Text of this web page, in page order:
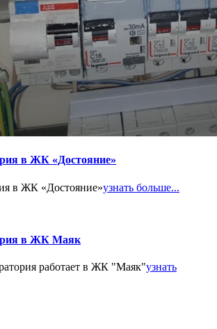
в ЖК «Достояние»
в ЖК «Достояние»узнать больше...
в ЖК Маяк
работает в ЖК "Маяк"узнать